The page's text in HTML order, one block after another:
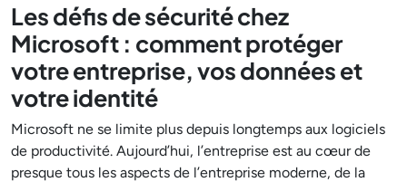
Les défis de sécurité chez
Microsoft : comment protéger
votre entreprise, vos données et
votre identité
Microsoft ne se limite plus depuis longtemps aux logiciels
de productivité. Aujourd’hui, l’entreprise est au cœur de
presque tous les aspects de l’entreprise moderne, de la